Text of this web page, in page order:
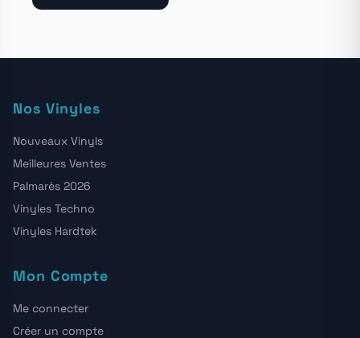
Nos Vinyles
Nouveaux Vinyls
Meilleures Ventes
Palmarès 2026
Vinyles Techno
Vinyles Hardtek
Mon Compte
Me connecter
Créer un compte